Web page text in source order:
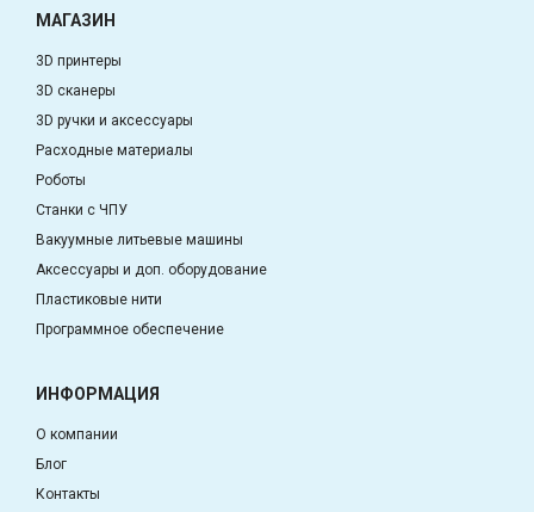
МАГАЗИН
3D принтеры
3D сканеры
3D ручки и аксессуары
Расходные материалы
Роботы
Станки с ЧПУ
Вакуумные литьевые машины
Аксессуары и доп. оборудование
Пластиковые нити
Программное обеспечение
ИНФОРМАЦИЯ
О компании
Блог
Контакты